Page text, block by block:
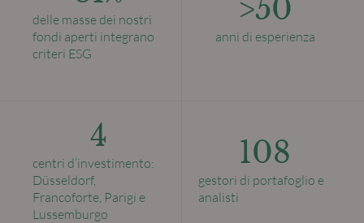
delle masse dei nostri
fondi aperti integrano
criteri ESG
>50
anni di esperienza
4
centri d’investimento:
Düsseldorf,
Francoforte, Parigi e
Lussemburgo
108
gestori di portafoglio e
analisti